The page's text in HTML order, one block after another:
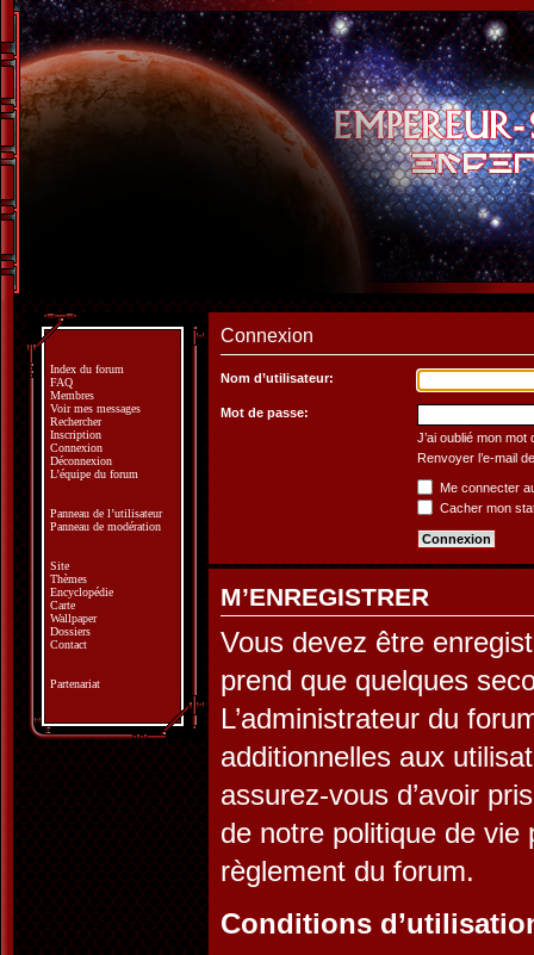
Connexion
Nom d’utilisateur:
Mot de passe:
J’ai oublié mon mot
Renvoyer l’e-mail
Me connecter
Cacher mon
M’ENREGISTRER
Vous devez être
prend que quelques
L’administrateur du
additionnelles aux
assurez-vous d’avoir
de notre politique de vie
règlement du forum.
Conditions
Index du forum
FAQ
Membres
Voir mes messages
Rechercher
Inscription
Connexion
Déconnexion
L’équipe du forum
Panneau de l’utilisateur
Panneau de modération
Site
Thèmes
Encyclopédie
Carte
Wallpaper
Dossiers
Contact
Partenariat